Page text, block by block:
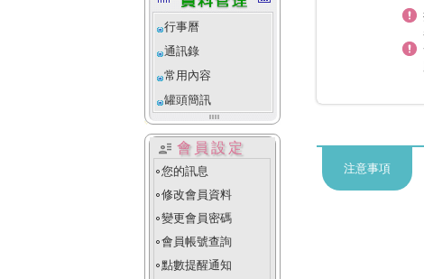
行事曆
通訊錄
常用內容
罐頭簡訊
user_attributes 會員設定
fiber_manual_record 您的訊息
fiber_manual_record 修改會員資料
fiber_manual_record 變更會員密碼
fiber_manual_record 會員帳號查詢
fiber_manual_record 點數提醒通知
注意事項